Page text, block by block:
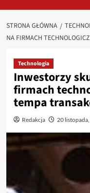
STRONA GŁÓWNA
NA FIRMACH
Technologia
Inwestorzy
firmach
tempa
Redakcja 20